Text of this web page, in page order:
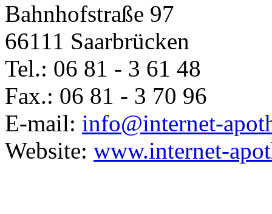
Bahnhofstraße 97
66111 Saarbrücken
Tel.: 06 81 - 3 61 48
Fax.: 06 81 - 3 70 96
E-mail: info@internet-
Website: www.internet-